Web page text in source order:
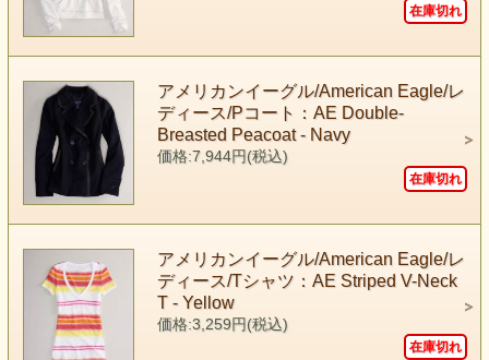
在庫切れ
アメリカンイーグル/American Eagle/レ
ディース/Pコート：AE Double-
Breasted Peacoat - Navy
価格:7,944円(税込)
在庫切れ
アメリカンイーグル/American Eagle/レ
ディース/Tシャツ：AE Striped V-Neck
T - Yellow
価格:3,259円(税込)
在庫切れ